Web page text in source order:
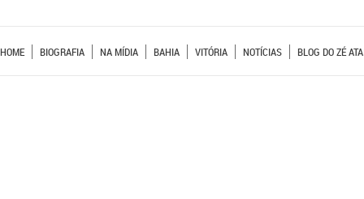
HOME BIOGRAFIA NA MÍDIA BAHIA VITÓRIA NOTÍCIAS BLOG DO ZÉ